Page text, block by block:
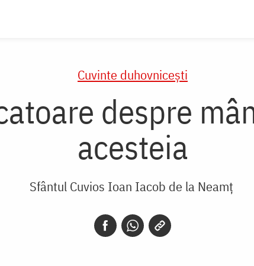
Cuvinte duhovnicești
despre
acesteia
Sfântul Cuvios Ioan Iacob de la Neamț